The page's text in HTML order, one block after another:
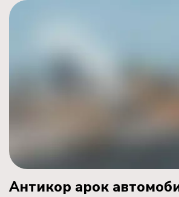
Антикор арок